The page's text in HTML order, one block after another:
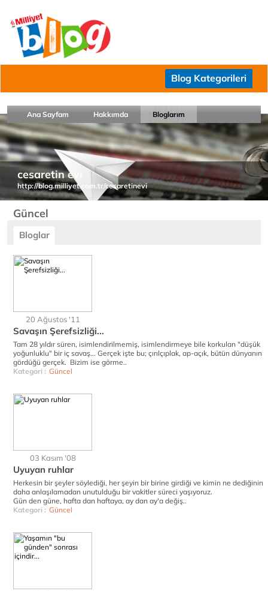
Blog Kategorileri
Ana Sayfam Hakkımda Bloglarım
cesaretin evi
http://blog.milliyet.com.tr/cesaretinevi
Güncel
Bloglar
20 Ağustos '11
Savaşın Şerefsizliği...
Tam 28 yıldır süren, isimlendirilmemiş, isimlendirmeye bile korkulan "düşük
yoğunluklu" bir iç savaş... Gerçek işte bu; çırılçıplak, ap-açık, bütün dünyanın
gördüğü gerçek. Bizim ise görme..
Kategori : Güncel
03 Kasım '08
Uyuyan ruhlar
Herkesin bir şeyler söylediği, her şeyin bir birine girdiği ve kimin ne dediğinin
daha anlaşılamadan unutulduğu bir vakitler süreci yaşıyoruz.
Gün den güne, hafta dan haftaya, ay dan ay'a değiş..
Kategori : Güncel